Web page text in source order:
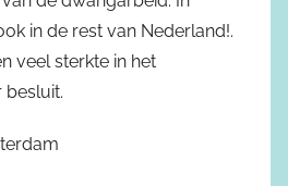
in de rest van Nederland!.
veel sterkte in het
besluit.